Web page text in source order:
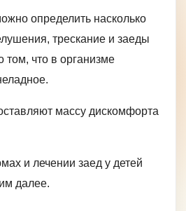
определить насколько
трескание и заеды
том, что в организме
массу дискомфорта
и лечении заед у детей
далее.